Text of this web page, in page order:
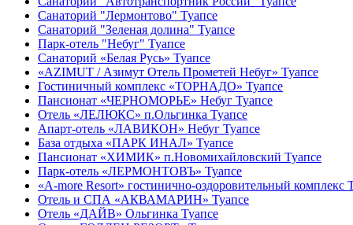
Санаторий "Лермонтово" Туапсе
Санаторий "Зеленая долина" Туапсе
Парк-отель "Небуг" Туапсе
Санаторий «Белая Русь» Туапсе
«AZIMUT / Азимут Отель Прометей Небуг» Туапсе
Гостиничный комплекс «ТОРНАДО» Туапсе
Пансионат «ЧЕРНОМОРЬЕ» Небуг Туапсе
Отель «ЛЕЛЮКС» п.Ольгинка Туапсе
Апарт-отель «ЛАВИКОН» Небуг Туапсе
База отдыха «ПАРК ИНАЛ» Туапсе
Пансионат «ХИМИК» п.Новомихайловский Туапсе
Парк-отель «ЛЕРМОНТОВЪ» Туапсе
«A-more Resort» гостинично-оздоровительный комплекс
Отель и СПА «АКВАМАРИН» Туапсе
Отель «ДАЙВ» Ольгинка Туапсе